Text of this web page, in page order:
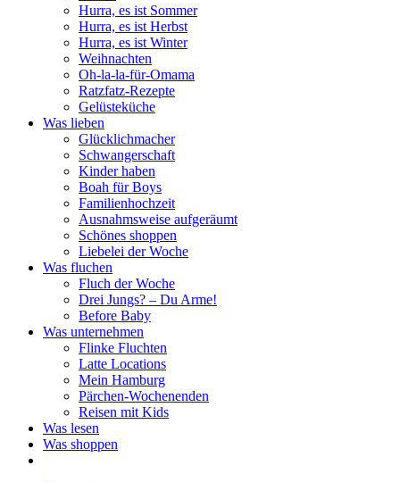
Hurra, es ist Sommer
Hurra, es ist Herbst
Hurra, es ist Winter
Weihnachten
Oh-la-la-für-Omama
Ratzfatz-Rezepte
Gelüsteküche
Was lieben
Glücklichmacher
Schwangerschaft
Kinder haben
Boah für Boys
Familienhochzeit
Ausnahmsweise aufgeräumt
Schönes shoppen
Liebelei der Woche
Was fluchen
Fluch der Woche
Drei Jungs? – Du Arme!
Before Baby
Was unternehmen
Flinke Fluchten
Latte Locations
Mein Hamburg
Pärchen-Wochenenden
Reisen mit Kids
Was lesen
Was shoppen